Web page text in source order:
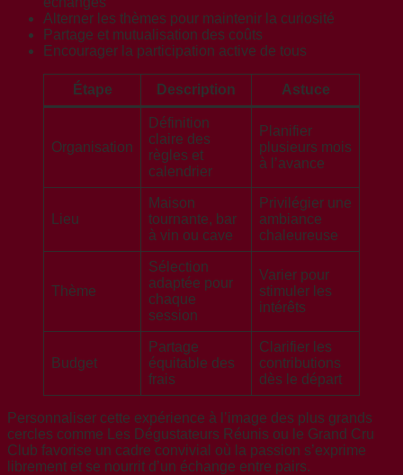
Alterner les thèmes pour maintenir la curiosité
Partage et mutualisation des coûts
Encourager la participation active de tous
Étape Description Astuce
Organisation
Définition
claire des
règles et
calendrier
Planifier
plusieurs mois
à l’avance
Lieu
Maison
tournante, bar
à vin ou cave
Privilégier une
ambiance
chaleureuse
Thème
Sélection
adaptée pour
chaque
session
Varier pour
stimuler les
intérêts
Budget
Partage
équitable des
frais
Clarifier les
contributions
dès le départ
Personnaliser cette expérience à l’image des plus grands
cercles comme Les Dégustateurs Réunis ou le Grand Cru
Club favorise un cadre convivial où la passion s’exprime
librement et se nourrit d’un échange entre pairs.